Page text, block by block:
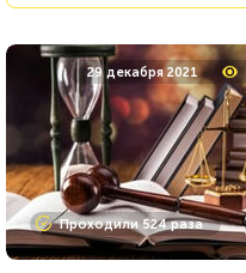
29 декабря 2021
Проходили 524 раза